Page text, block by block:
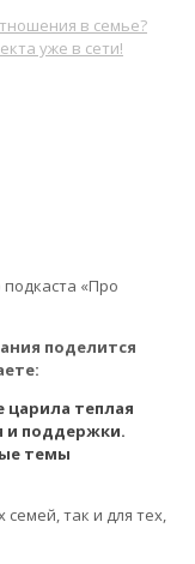
в семье?
уже в сети!
«Про
поделится
теплая
и поддержки.
темы
так и для тех,